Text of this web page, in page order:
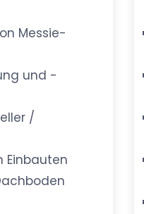
Messie-
und -
/
Einbauten